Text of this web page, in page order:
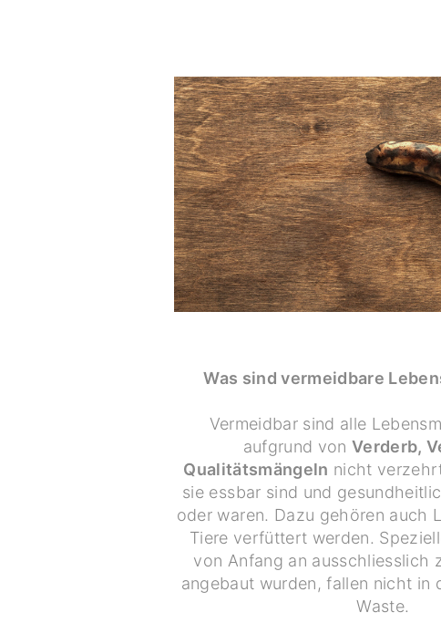
Was sind vermeidbare
Vermeidbar sind alle
aufgrund von Verderb,
Qualitätsmängeln nicht
sie essbar sind und
oder waren. Dazu gehören auch
Tiere verfüttert werden.
von Anfang an ausschliesslich
angebaut wurden, fallen nicht in
Waste.